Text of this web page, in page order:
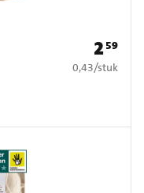
Prijs: €
259
€ 0,43 per stuk
0,43/stuk